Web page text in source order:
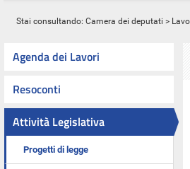
Stai consultando: Camera dei deputati >
Agenda dei Lavori
Resoconti
Attività Legislativa
Progetti di legge